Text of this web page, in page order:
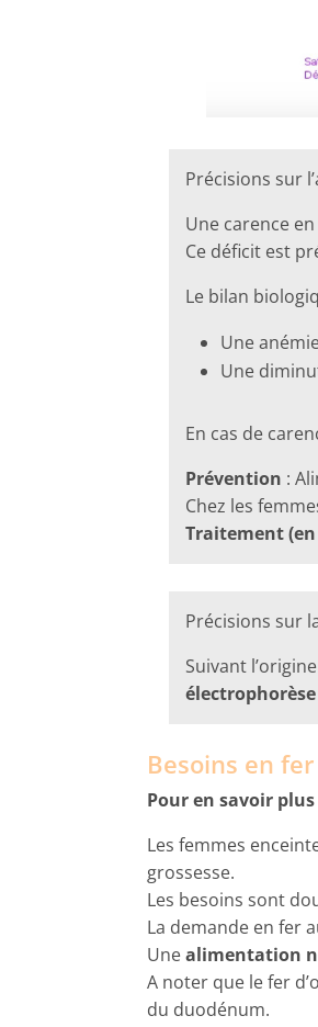
Précisions sur
Une carence
Ce déficit est
Le bilan
Une
Une
En cas de
Prévention :
Chez les
Traitement (en
Précisions sur
Suivant
Besoins en
Pour en savoir plus
Les femmes
grossesse.
Les besoins sont
La demande en fer
Unealimentation
A noter que le fer
du duodénum.